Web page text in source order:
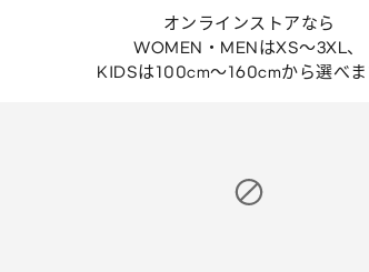
オンラインストアなら
WOMEN・MENはXS～3XL、
KIDSは100cm～160cmから選べま